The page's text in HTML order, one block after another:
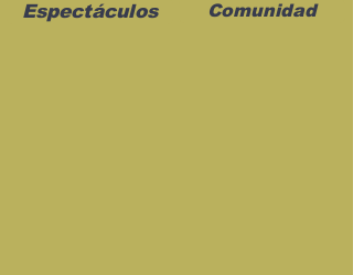
Espectáculos Comunidad